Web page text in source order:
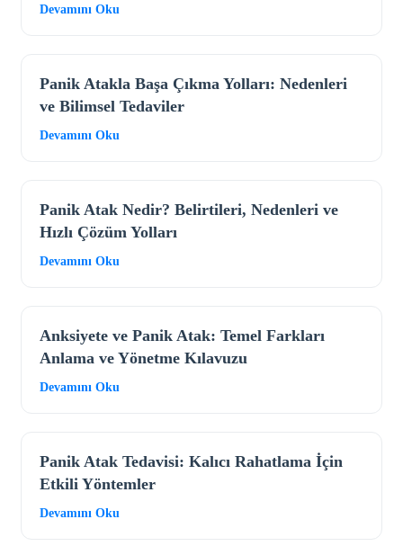
Devamını Oku
Panik Atakla Başa Çıkma Yolları: Nedenleri
ve Bilimsel Tedaviler
Devamını Oku
Panik Atak Nedir? Belirtileri, Nedenleri ve
Hızlı Çözüm Yolları
Devamını Oku
Anksiyete ve Panik Atak: Temel Farkları
Anlama ve Yönetme Kılavuzu
Devamını Oku
Panik Atak Tedavisi: Kalıcı Rahatlama İçin
Etkili Yöntemler
Devamını Oku